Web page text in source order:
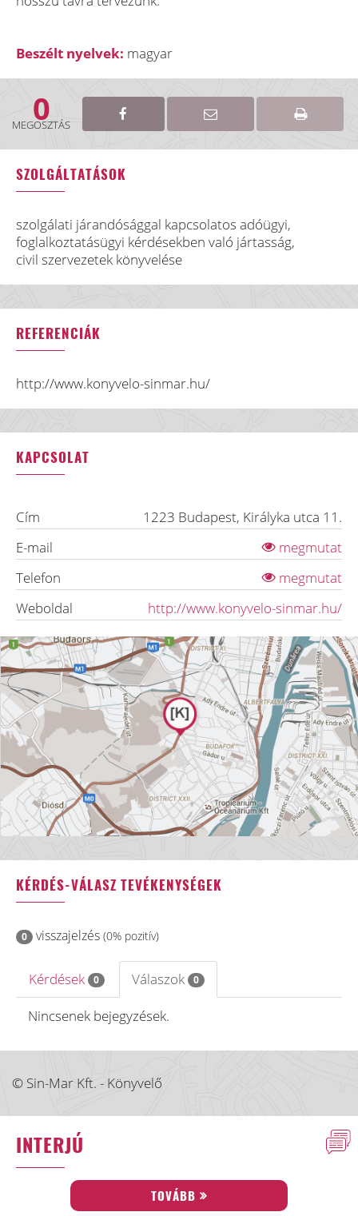
Beszélt nyelvek: magyar
0
MEGOSZTÁS
SZOLGÁLTATÁSOK
szolgálati járandósággal kapcsolatos adóügyi,
foglalkoztatásügyi kérdésekben való jártasság,
civil szervezetek könyvelése
REFERENCIÁK
http://www.konyvelo-sinmar.hu/
KAPCSOLAT
Cím 1223 Budapest, Királyka utca 11.
E-mail
megmutat
Telefon
megmutat
Weboldal
http://www.konyvelo-sinmar.hu/
KÉRDÉS-VÁLASZ TEVÉKENYSÉGEK
0 visszajelzés (0% pozitív)
Kérdések 0 Válaszok 0
Nincsenek bejegyzések.
© Sin-Mar Kft. - Könyvelő
INTERJÚ
TOVÁBB